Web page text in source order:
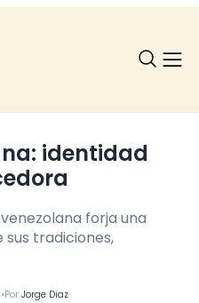
•Por Jorge Diaz
forja una
tradiciones,